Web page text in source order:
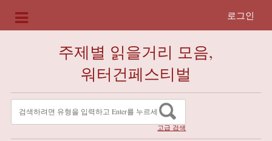
로그인
주제별 읽을거리 모음,
워터건페스티벌
고급 검색